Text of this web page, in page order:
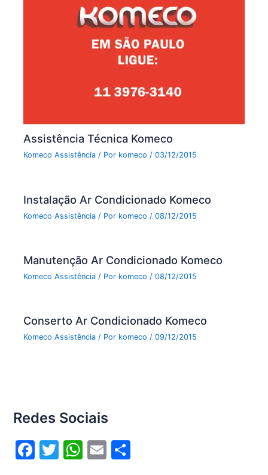
Assistência Técnica Komeco
Komeco Assistência / Por komeco/03/12/2015
Instalação Ar Condicionado Komeco
Komeco Assistência / Por komeco /08/12/2015
Manutenção Ar Condicionado Komeco
Komeco Assistência / Por komeco /08/12/2015
Conserto Ar Condicionado Komeco
Komeco Assistência / Por komeco/09/12/2015
Redes Sociais
F
T
W E